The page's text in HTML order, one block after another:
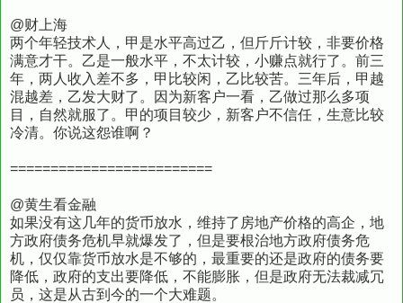
@财上海
两个年轻技术人，甲是水平高过乙，但斤斤计较，非要价格
满意才干。乙是一般水平，不太计较，小赚点就行了。前三
年，两人收入差不多，甲比较闲，乙比较苦。三年后，甲越
混越差，乙发大财了。因为新客户一看，乙做过那么多项
目，自然就服了。甲的项目较少，新客户不信任，生意比较
冷清。你说这怨谁啊？ ​​​​
=========================
@黄生看金融
如果没有这几年的货币放水，维持了房地产价格的高企，地
方政府债务危机早就爆发了，但是要根治地方政府债务危
机，仅仅靠货币放水是不够的，最重要的还是政府的债务要
降低，政府的支出要降低，不能膨胀，但是政府无法裁减冗
员，这是从古到今的一个大难题。